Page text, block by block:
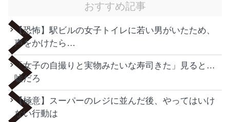
おすすめ記事
【恐怖】駅ビルの女子トイレに若い男がいたため、
声をかけたら…
「女子の自撮りと実物みたいな寿司きた」見ると…
嘘だろ
【極意】スーパーのレジに並んだ後、やってはいけ
ない行動は